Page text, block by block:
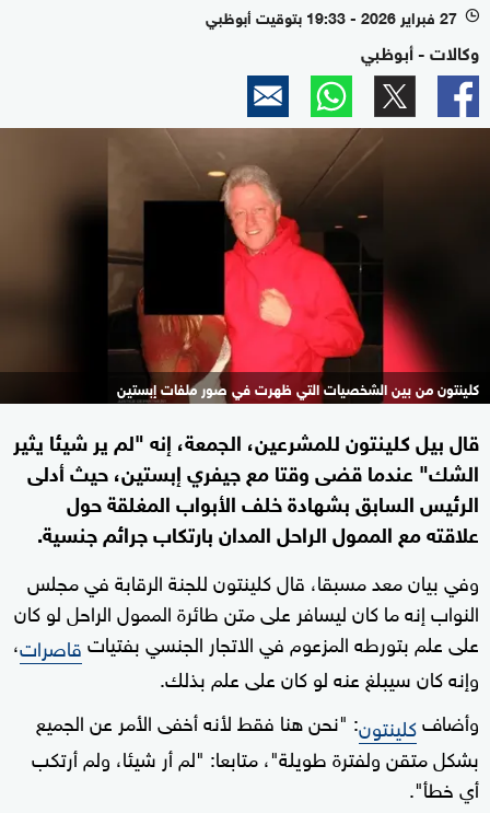
l 27 فبراير 2026 - 19:33 بتوقيت أبوظبي
وكالات - أبوظبي
كلينتون من بين الشخصيات التي ظهرت في صور ملفات إبستين
قال بيل كلينتون للمشرعين، الجمعة، إنه "لم ير شيئا يثير
الشك" عندما قضى ⁠وقتا مع جيفري إبستين، حيث أدلى
الرئيس السابق بشهادة خلف الأبواب المغلقة حول
علاقته مع الممول الراحل المدان بارتكاب جرائم جنسية.
وفي بيان معد مسبقا، قال كلينتون ‌للجنة الرقابة في مجلس
النواب إنه ما كان ليسافر على متن ‌طائرة الممول ‌الراحل لو كان
على علم بتورطه المزعوم في الاتجار الجنسي بفتياتقاصرات،
وإنه كان سيبلغ عنه لو كان على علم ‌بذلك.
وأضافكلينتون: "نحن هنا فقط ‌لأنه ⁠أخفى الأمر عن الجميع
بشكل متقن ولفترة طويلة"، متابعا: "لم أر شيئا، ولم أرتكب
أي خطأ".